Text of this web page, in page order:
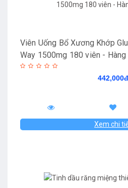
Viên Uống Bổ Xương Khớp
Way 1500mg 180 viên - Hàng
442,000đ
Xem chi